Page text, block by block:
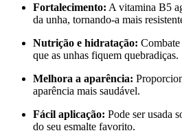
Fortalecimento: A vitamina B5
da unha, tornando-a mais
Nutrição e hidratação:
que as unhas fiquem quebradiças.
Melhora a aparência:
aparência mais saudável.
Fácil aplicação: Pode ser usada
do seu esmalte favorito.